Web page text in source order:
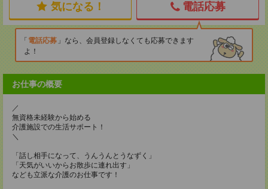
気になる！ 電話応募
電話応募
なら、会員登録しなくても応募できます
よ！
お仕事の概要
／
無資格未経験から始める
介護施設での生活サポート！
＼
「話し相手になって、うんうんとうなずく」
「天気がいいからお散歩に連れ出す」
なども立派な介護のお仕事です！